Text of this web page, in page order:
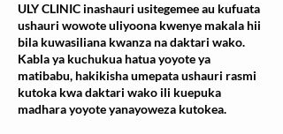
ULY CLINIC inashauri usitegemee au kufuata
ushauri wowote uliyoona kwenye makala hii
bila kuwasiliana kwanza na daktari wako.
Kabla ya kuchukua hatua yoyote ya
matibabu, hakikisha umepata ushauri rasmi
kutoka kwa daktari wako ili kuepuka
madhara yoyote yanayoweza kutokea.